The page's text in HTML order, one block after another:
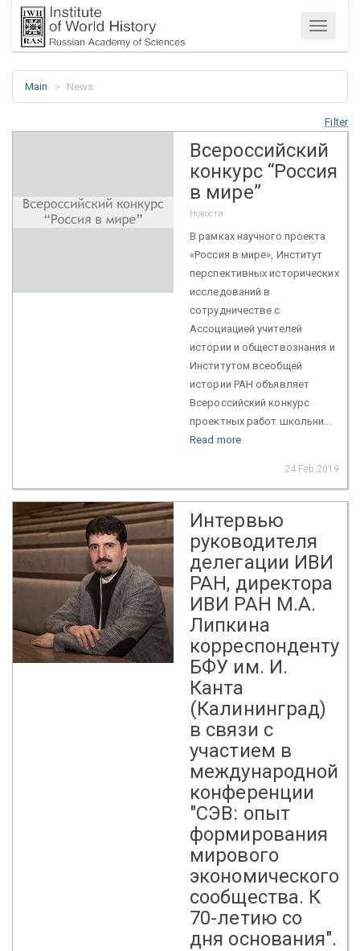
Menu
Main News
Filter
Всероссийский
конкурс “Россия
в мире”
Новости
В рамках научного проекта
«Россия в мире», Институт
перспективных исторических
исследований в
сотрудничестве с
Ассоциацией учителей
истории и обществознания и
Институтом всеобщей
истории РАН объявляет
Всероссийский конкурс
проектных работ школьни...
Read more
24 Feb 2019
Интервью
руководителя
делегации ИВИ
РАН, директора
ИВИ РАН М.А.
Липкина
корреспонденту
БФУ им. И.
Канта
(Калининград)
в связи с
участием в
международной
конференции
"СЭВ: опыт
формирования
мирового
экономического
сообщества. К
70-летию со
дня основания".